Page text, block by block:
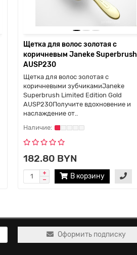
Щетка для волос золотая с
коричневым Janeke Superbrush
AUSP230
Щетка для волос золотая с
коричневыми зубчикамиJaneke
Superbrush Limited Edition Gold
AUSP230Получите вдохновение и
наслаждение от..
182.80 BYN
В корзину
Оформить подписку